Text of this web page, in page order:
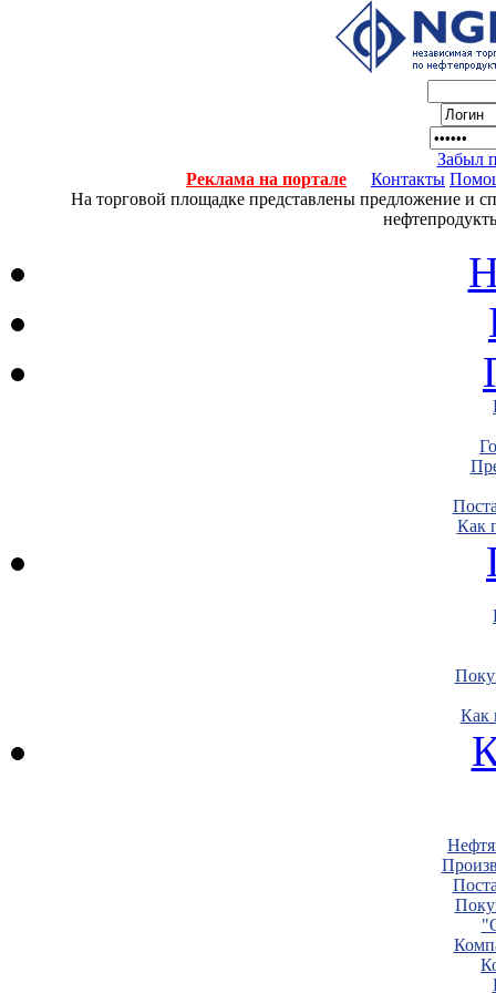
Забыл
Реклама на портале
Контакты
На торговой площадке представлены предложение и
Как
Как